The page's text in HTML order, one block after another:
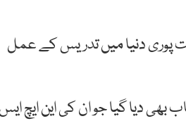
پوری دنیا میں تدریس کے عمل
بھی دیا گیا جو ان کی این ایچ